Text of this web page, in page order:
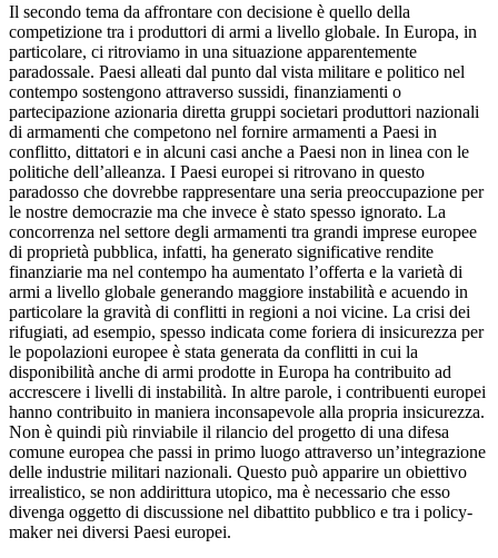
Il secondo tema da affrontare con decisione è quello della
competizione tra i produttori di armi a livello globale. In Europa, in
particolare, ci ritroviamo in una situazione apparentemente
paradossale. Paesi alleati dal punto dal vista militare e politico nel
contempo sostengono attraverso sussidi, finanziamenti o
partecipazione azionaria diretta gruppi societari produttori nazionali
di armamenti che competono nel fornire armamenti a Paesi in
conflitto, dittatori e in alcuni casi anche a Paesi non in linea con le
politiche dell’alleanza. I Paesi europei si ritrovano in questo
paradosso che dovrebbe rappresentare una seria preoccupazione per
le nostre democrazie ma che invece è stato spesso ignorato. La
concorrenza nel settore degli armamenti tra grandi imprese europee
di proprietà pubblica, infatti, ha generato significative rendite
finanziarie ma nel contempo ha aumentato l’offerta e la varietà di
armi a livello globale generando maggiore instabilità e acuendo in
particolare la gravità di conflitti in regioni a noi vicine. La crisi dei
rifugiati, ad esempio, spesso indicata come foriera di insicurezza per
le popolazioni europee è stata generata da conflitti in cui la
disponibilità anche di armi prodotte in Europa ha contribuito ad
accrescere i livelli di instabilità. In altre parole, i contribuenti europei
hanno contribuito in maniera inconsapevole alla propria insicurezza.
Non è quindi più rinviabile il rilancio del progetto di una difesa
comune europea che passi in primo luogo attraverso un’integrazione
delle industrie militari nazionali. Questo può apparire un obiettivo
irrealistico, se non addirittura utopico, ma è necessario che esso
divenga oggetto di discussione nel dibattito pubblico e tra i policy-
maker nei diversi Paesi europei.